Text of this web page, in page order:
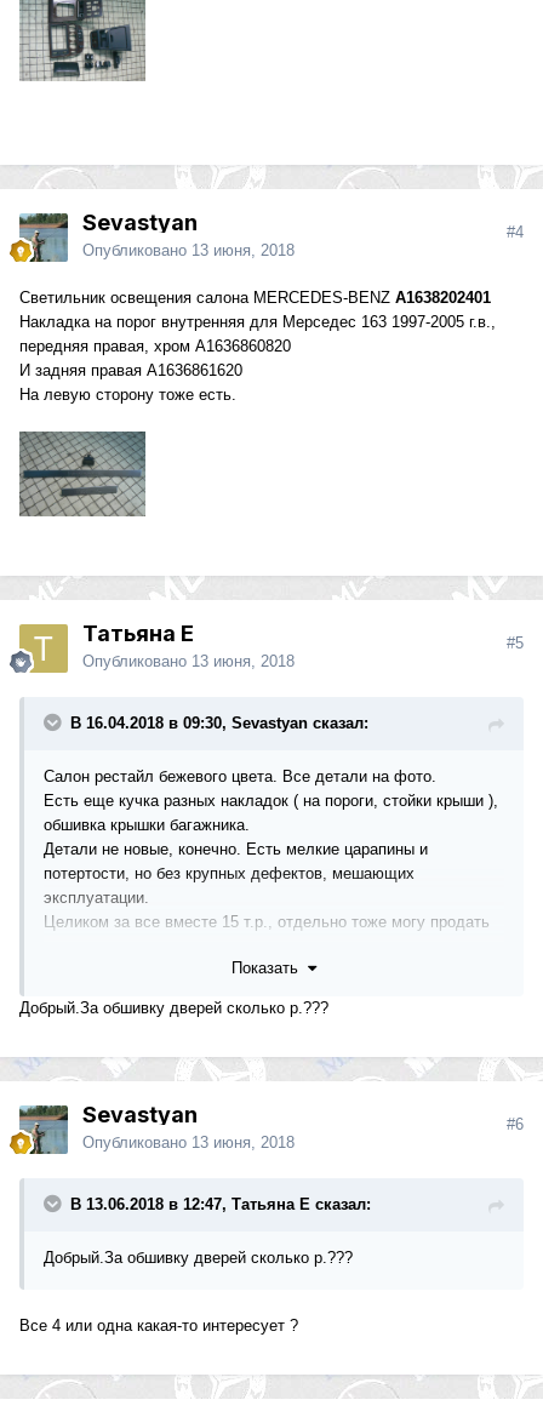
Sevastyan
Опубликовано 13 июня, 2018
#4
Светильник освещения салона MERCEDES-BENZ A1638202401
Накладка на порог внутренняя для Мерседес 163 1997-2005 г.в.,
передняя правая, хром A1636860820
И задняя правая A1636861620
На левую сторону тоже есть.
Татьяна Е
Опубликовано 13 июня, 2018
#5
В 16.04.2018 в 09:30, Sevastyan сказал:
Салон рестайл бежевого цвета. Все детали на фото.
Есть еще кучка разных накладок ( на пороги, стойки крыши ),
обшивка крышки багажника.
Детали не новые, конечно. Есть мелкие царапины и
потертости, но без крупных дефектов, мешающих
эксплуатации.
Целиком за все вместе 15 т.р., отдельно тоже могу продать
Спрашивайте, пишите, звоните ( тел. в профиле) - всем
Показать
Добрый.За обшивку дверей сколько р.???
Sevastyan
Опубликовано 13 июня, 2018
#6
В 13.06.2018 в 12:47, Татьяна Е сказал:
Добрый.За обшивку дверей сколько р.???
Все 4 или одна какая-то интересует ?